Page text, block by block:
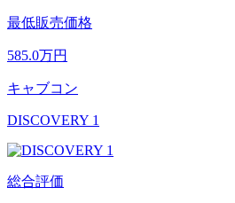
最低販売価格
585.0万円
キャブコン
DISCOVERY 1
総合評価